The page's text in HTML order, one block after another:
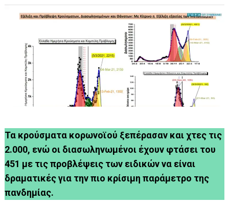
Τα κρούσματα κορωνοϊού ξεπέρασαν και χτες τις
2.000, ενώ οι διασωληνωμένοι έχουν φτάσει του
451 με τις προβλέψεις των ειδικών να είναι
δραματικές για την πιο κρίσιμη παράμετρο της
πανδημίας.